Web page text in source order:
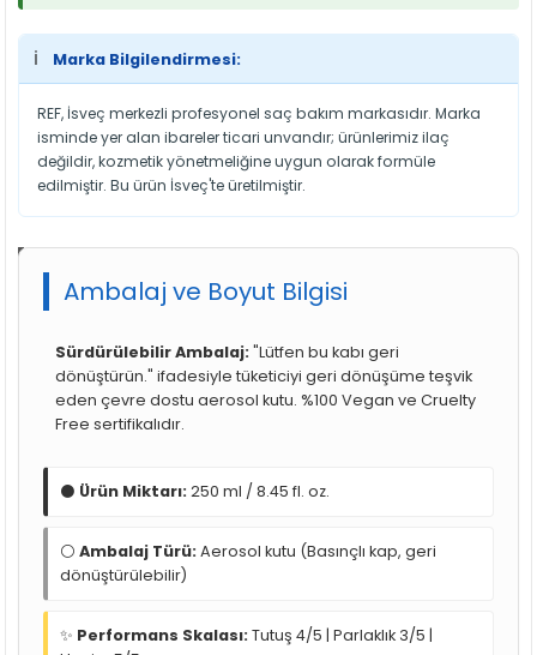
ℹ️ Marka Bilgilendirmesi:
REF, İsveç merkezli profesyonel saç bakım markasıdır. Marka
isminde yer alan ibareler ticari unvandır; ürünlerimiz ilaç
değildir, kozmetik yönetmeliğine uygun olarak formüle
edilmiştir. Bu ürün İsveç'te üretilmiştir.
Ambalaj ve Boyut Bilgisi
Sürdürülebilir Ambalaj: "Lütfen bu kabı geri
dönüştürün." ifadesiyle tüketiciyi geri dönüşüme teşvik
eden çevre dostu aerosol kutu. %100 Vegan ve Cruelty
Free sertifikalıdır.
⚫ Ürün Miktarı: 250 ml / 8.45 fl. oz.
⚪Ambalaj Türü: Aerosol kutu (Basınçlı kap, geri
dönüştürülebilir)
✨ Performans Skalası: Tutuş 4/5 | Parlaklık 3/5 |